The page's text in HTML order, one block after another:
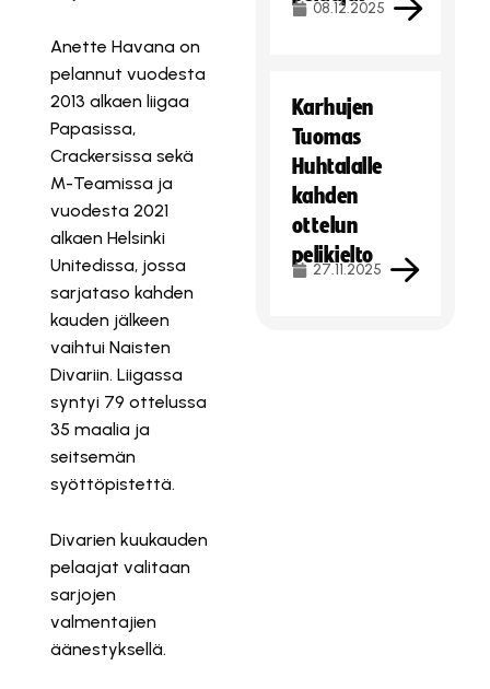
Anette Havana on
pelannut vuodesta
2013 alkaen liigaa
Papasissa,
Crackersissa sekä
M-Teamissa ja
vuodesta 2021
alkaen Helsinki
Unitedissa, jossa
sarjataso kahden
kauden jälkeen
vaihtui Naisten
Divariin. Liigassa
syntyi 79 ottelussa
35 maalia ja
seitsemän
syöttöpistettä.
Divarien kuukauden
pelaajat valitaan
sarjojen
valmentajien
äänestyksellä.
08.12.2025
Karhujen
Tuomas
Huhtalalle
kahden
ottelun
pelikielto
27.11.2025